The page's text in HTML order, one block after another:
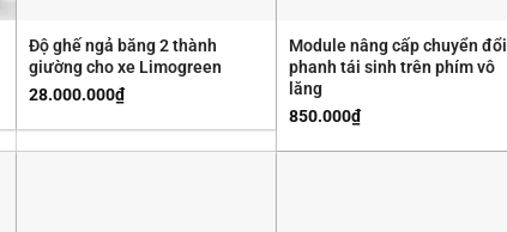
Độ ghế ngả băng 2 thành
giường cho xe Limogreen
28.000.000₫
Module nâng cấp chuyển đổi
phanh tái sinh trên phím vô
lăng
850.000₫